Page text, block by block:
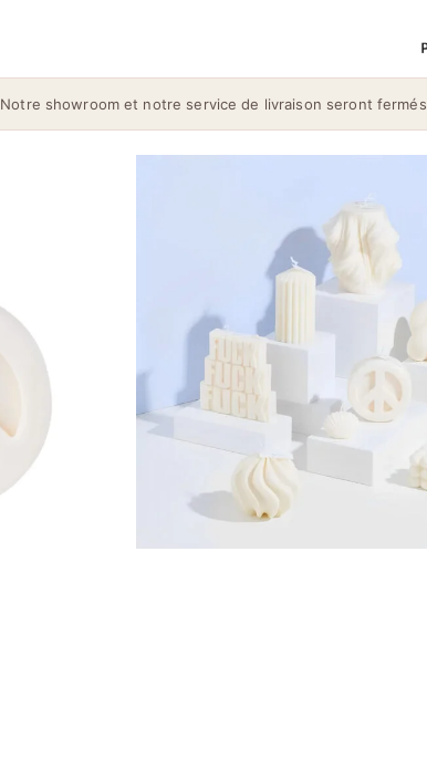
Notre showroom et notre service de livraison seront fermés